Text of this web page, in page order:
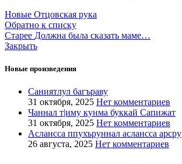
Новые Отцовская рука
Обратно к списку
Старее Должна была сказать маме…
Закрыть
Новые произведения
Саниятлул багъраву
31 октября, 2025 Нет комментариев
Чаннал т|иму кунма буккай Сапижат
31 октября, 2025 Нет комментариев
Аслансса ппухъруннал аслансса арсру
26 августа, 2025 Нет комментариев